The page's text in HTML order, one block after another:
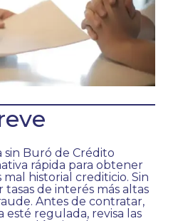
sin Buró de Crédito
rápida para obtener
historial crediticio. Sin
de interés más altas
Antes de contratar,
esté regulada, revisa las